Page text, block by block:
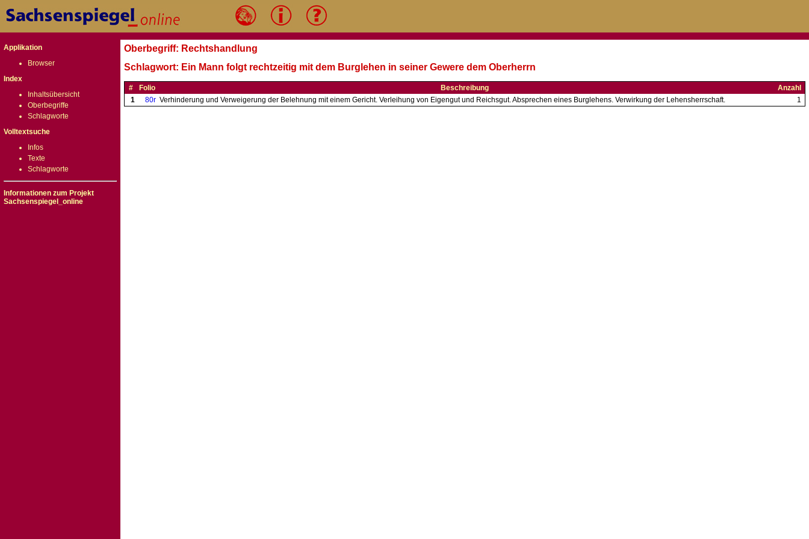
Applikation
Browser
Index
Inhaltsübersicht
Oberbegriffe
Schlagworte
Volltextsuche
Infos
Texte
Schlagworte
Informationen zum Projekt
Sachsenspiegel_online
Oberbegriff: Rechtshandlung
Schlagwort: Ein Mann folgt rechtzeitig mit dem Burglehen in seiner Gewere dem Oberherrn
# Folio Beschreibung
Anzahl
1
80r Verhinderung und Verweigerung der Belehnung mit einem Gericht. Verleihung von Eigengut und Reichsgut. Absprechen eines Burglehens. Verwirkung der Lehensherrschaft. 1